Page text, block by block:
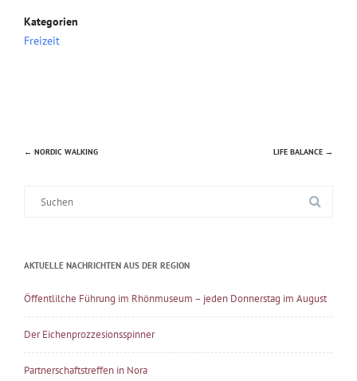
Kategorien
Freizeit
Beitragsnavigation
← NORDIC WALKING LIFE BALANCE →
AKTUELLE NACHRICHTEN AUS DER REGION
Öffentlilche Führung im Rhönmuseum – jeden Donnerstag im August
Der Eichenprozzesionsspinner
Partnerschaftstreffen in Nora